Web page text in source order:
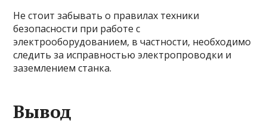
Не стоит забывать о правилах техники
безопасности при работе с
электрооборудованием, в частности, необходимо
следить за исправностью электропроводки и
заземлением станка.
Вывод